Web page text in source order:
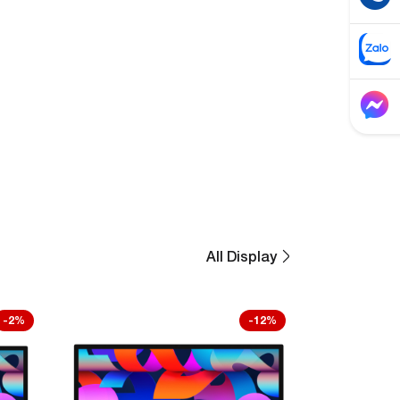
All Display
-2% -12%